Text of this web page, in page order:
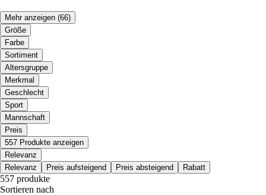
Mehr anzeigen (66)
Größe
Farbe
Sortiment
Altersgruppe
Merkmal
Geschlecht
Sport
Mannschaft
Preis
557 Produkte anzeigen
Relevanz
Relevanz
Preis aufsteigend Preis absteigend Rabatt
557 produkte
Sortieren nach